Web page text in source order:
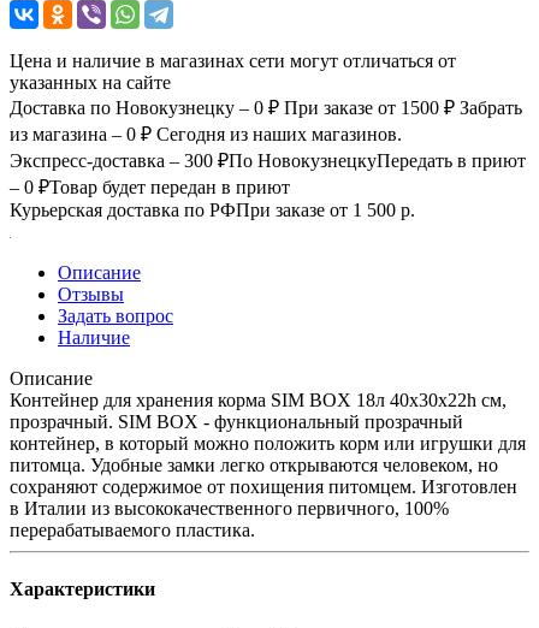
Цена и наличие в магазинах сети могут отличаться от
указанных на сайте
Доставка по Новокузнецку – 0 ₽ При заказе от 1500 ₽ Забрать
из магазина – 0 ₽ Сегодня из наших магазинов.
Экспресс-доставка – 300 ₽По НовокузнецкуПередать в приют
– 0 ₽Товар будет передан в приют
Курьерская доставка по РФПри заказе от 1 500 р.
Описание
Отзывы
Задать вопрос
Наличие
Описание
Контейнер для хранения корма SIM BOX 18л 40x30x22h см,
прозрачный. SIM BOX - функциональный прозрачный
контейнер, в который можно положить корм или игрушки для
питомца. Удобные замки легко открываются человеком, но
сохраняют содержимое от похищения питомцем. Изготовлен
в Италии из высококачественного первичного, 100%
перерабатываемого пластика.
Характеристики